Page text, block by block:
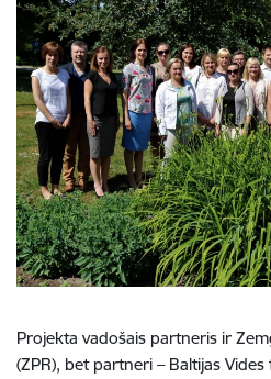
Projekta vadošais partneris ir
(ZPR), bet partneri – Baltijas